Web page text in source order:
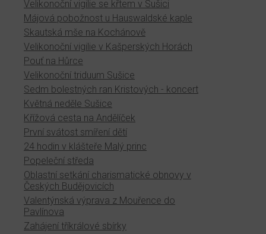
Velikonoční vigilie se křtem v Sušici
Májová pobožnost u Hauswaldské kaple
Skautská mše na Kochánově
Velikonoční vigilie v Kašperských Horách
Pouť na Hůrce
Velikonoční triduum Sušice
Sedm bolestných ran Kristových - koncert
Květná neděle Sušice
Křížová cesta na Andělíček
První svátost smíření dětí
24 hodin v klášteře Malý princ
Popeleční středa
Oblastní setkání charismatické obnovy v
Českých Budějovicích
Valentýnská výprava z Mouřence do
Pavlínova
Zahájení tříkrálové sbírky